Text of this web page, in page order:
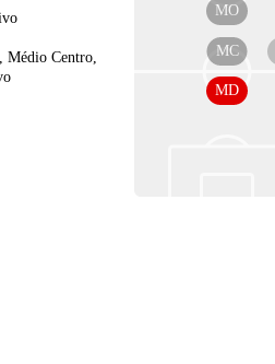
Médio Centro,
MD
MC
MO